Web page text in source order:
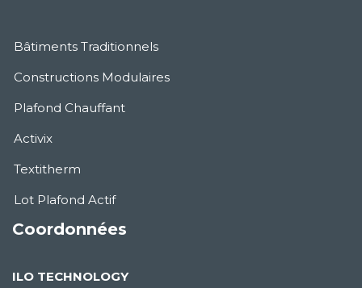
Bâtiments Traditionnels
Constructions Modulaires
Plafond Chauffant
Activix
Textitherm
Lot Plafond Actif
Coordonnées
ILO TECHNOLOGY